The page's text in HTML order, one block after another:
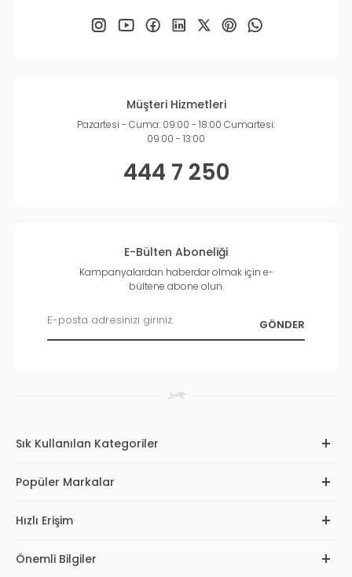
Müşteri Hizmetleri
Pazartesi - Cuma: 09:00 - 18:00 Cumartesi:
09:00 - 13:00
444 7 250
E-Bülten Aboneliği
Kampanyalardan haberdar olmak için e-
bültene abone olun.
Sık Kullanılan Kategoriler
Popüler Markalar
Hızlı Erişim
Önemli Bilgiler